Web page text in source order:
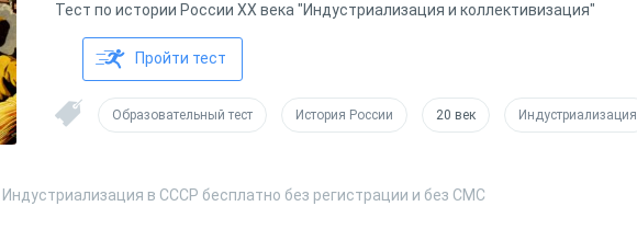
Тест по истории России ХХ века "Индустриализация и коллективизация"
Пройти тест
Образовательный тест История России 20 век Индустриализация
в СССР бесплатно без регистрации и без СМС